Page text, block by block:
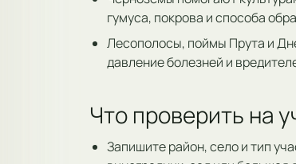
гумуса, покрова и способа
Лесополосы, поймы Прута и
давление болезней и
Что проверить на
Запишите район, село и тип